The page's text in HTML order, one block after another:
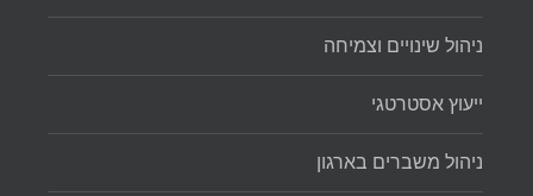
ניהול שינויים וצמיחה
ייעוץ אסטרטגי
ניהול משברים בארגון